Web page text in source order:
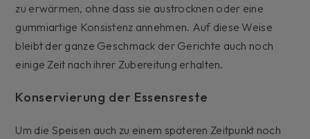
zu erwärmen, ohne dass sie austrocknen oder eine
gummiartige Konsistenz annehmen. Auf diese Weise
bleibt der ganze Geschmack der Gerichte auch noch
einige Zeit nach ihrer Zubereitung erhalten.
Konservierung der Essensreste
Um die Speisen auch zu einem späteren Zeitpunkt noch